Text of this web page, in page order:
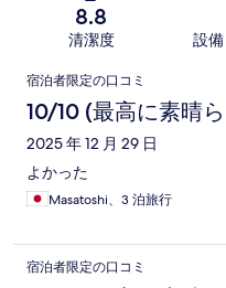
8.8
清潔度 設
口
コ
ミ
宿泊者限定の口コミ
10/10 (最高に素晴
2025 年 12 月 29 日
よかった
Masatoshi、3 泊旅行
宿泊者限定の口コミ